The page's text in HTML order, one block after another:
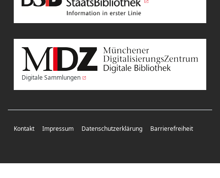
Digitale Sammlungen
Kontakt Impressum Datenschutzerklärung Barrierefreiheit